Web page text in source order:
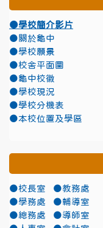
●學校簡介影片
●關於龜中
●學校願景
●校舍平面圖
●龜中校徽
●學校現況
●學校分機表
●本校位置及學區
●校長室
●教務處
●學務處
●輔導室
●總務處
●導師室